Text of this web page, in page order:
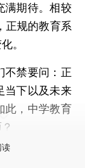
满期待。相较
正规的教育系
。
禁要问：正
当下以及未来
此，中学教育
读